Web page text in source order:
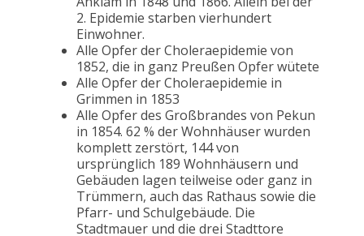
2. Epidemie starben vierhundert
Einwohner.
Alle Opfer der Choleraepidemie von
1852, die in ganz Preußen Opfer wütete
Alle Opfer der Choleraepidemie in
Grimmen in 1853
Alle Opfer des Großbrandes von Pekun
in 1854. 62 % der Wohnhäuser wurden
komplett zerstört, 144 von
ursprünglich 189 Wohnhäusern und
Gebäuden lagen teilweise oder ganz in
Trümmern, auch das Rathaus sowie die
Pfarr- und Schulgebäude. Die
Stadtmauer und die drei Stadttore